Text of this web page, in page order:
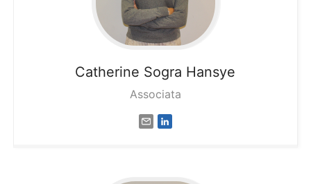
Catherine Sogra Hansye
Associata